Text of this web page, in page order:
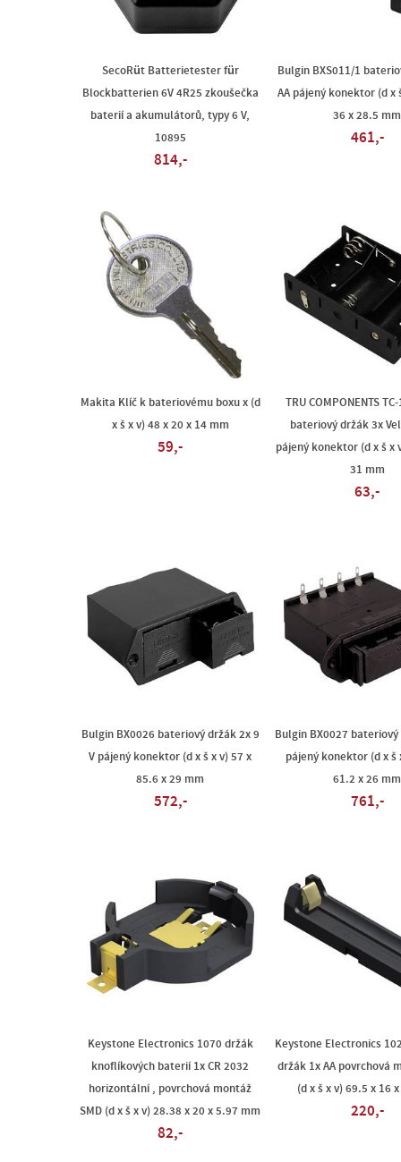
SecoRüt Batterietester für
Blockbatterien 6V 4R25 zkoušečka
baterií a akumulátorů, typy 6 V,
10895
814,-
Bulgin BXS011/1
AA pájený konektor (d x
36 x 28.5 mm
461,-
Makita Klíč k bateriovému boxu x (d
x š x v) 48 x 20 x 14 mm
59,-
TRU COMPONENTS
bateriový držák 3x
pájený konektor (d x š x
31 mm
63,-
Bulgin BX0026 bateriový držák 2x 9
V pájený konektor (d x š x v) 57 x
85.6 x 29 mm
572,-
Bulgin BX0027 bateriový
pájený konektor (d x š
61.2 x 26 mm
761,-
Keystone Electronics 1070 držák
knoflíkových baterií 1x CR 2032
horizontální , povrchová montáž
SMD (d x š x v) 28.38 x 20 x 5.97 mm
82,-
Keystone Electronics
držák 1x AA povrchová
(d x š x v) 69.5 x 16
220,-